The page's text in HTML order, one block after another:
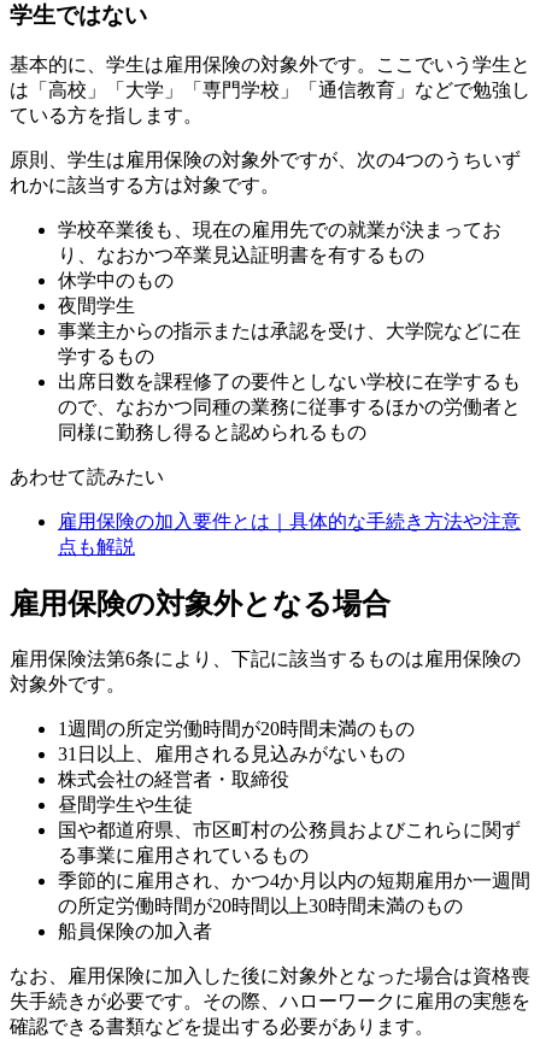
学生ではない
基本的に、学生は雇用保険の対象外です。ここでいう学生と
は「高校」「大学」「専門学校」「通信教育」などで勉強し
ている方を指します。
原則、学生は雇用保険の対象外ですが、次の4つのうちいず
れかに該当する方は対象です。
学校卒業後も、現在の雇用先での就業が決まってお
り、なおかつ卒業見込証明書を有するもの
休学中のもの
夜間学生
事業主からの指示または承認を受け、大学院などに在
学するもの
出席日数を課程修了の要件としない学校に在学するも
ので、なおかつ同種の業務に従事するほかの労働者と
同様に勤務し得ると認められるもの
あわせて読みたい
雇用保険の加入要件とは｜具体的な手続き方法や注意
点も解説
雇用保険の対象外となる場合
雇用保険法第6条により、下記に該当するものは雇用保険の
対象外です。
1週間の所定労働時間が20時間未満のもの
31日以上、雇用される見込みがないもの
株式会社の経営者・取締役
昼間学生や生徒
国や都道府県、市区町村の公務員およびこれらに関ず
る事業に雇用されているもの
季節的に雇用され、かつ4か月以内の短期雇用か一週間
の所定労働時間が20時間以上30時間未満のもの
船員保険の加入者
なお、雇用保険に加入した後に対象外となった場合は資格喪
失手続きが必要です。その際、ハローワークに雇用の実態を
確認できる書類などを提出する必要があります。